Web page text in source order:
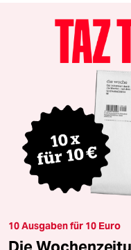
10 Ausgaben für 10 Euro